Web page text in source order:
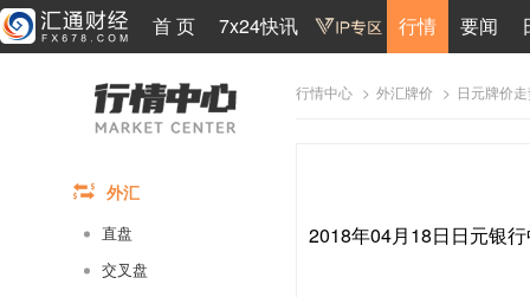
首 页 7x24快讯 行情 要闻
外汇
直盘
交叉盘
行情中心 > 外汇牌价 > 日元牌价
2018年04月18日日元银